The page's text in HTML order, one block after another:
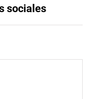
sociales